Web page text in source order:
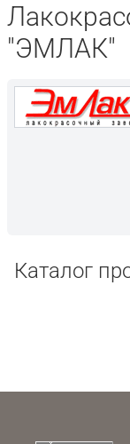
"ЭМЛАК"
Каталог